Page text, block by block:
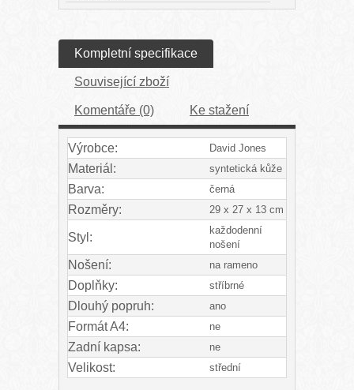
Kompletní specifikace
Související zboží
Komentáře (0) Ke stažení
Výrobce: David Jones
Materiál: syntetická kůže
Barva: černá
Rozměry: 29 x 27 x 13 cm
Styl:
každodenní
nošení
Nošení: na rameno
Doplňky: stříbrné
Dlouhý popruh: ano
Formát A4: ne
Zadní kapsa: ne
Velikost: střední